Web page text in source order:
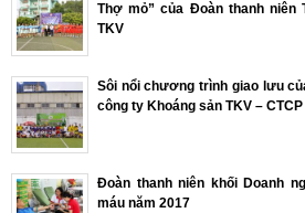
Thợ mỏ” của Đoàn thanh niên
TKV
Sôi nổi chương trình giao lưu
công ty Khoáng sản TKV – CTCP
Đoàn thanh niên khối Doanh
máu năm 2017